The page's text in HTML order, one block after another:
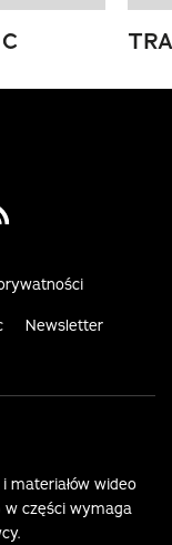
Youtube
us on Rss
Newsletter
materiałów wideo
w części wymaga